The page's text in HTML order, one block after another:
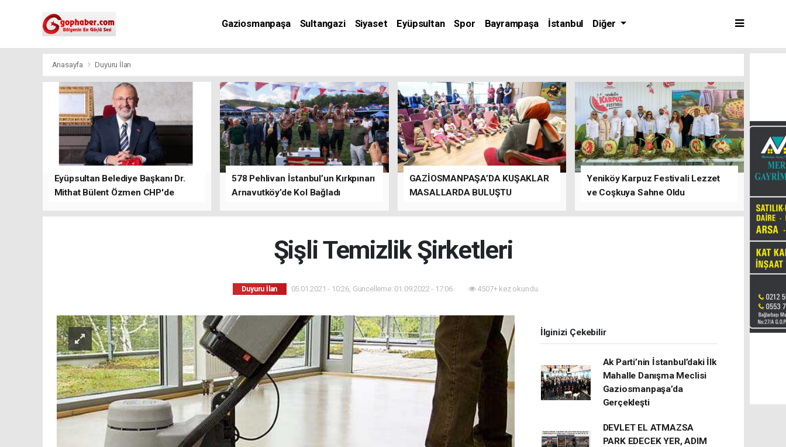
Gaziosmanpaşa Sultangazi Siyaset Eyüpsultan Spor Bayrampaşa İstanbul Diğer
Anasayfa Duyuru İlan
Eyüpsultan Belediye Başkanı Dr.
Mithat Bülent Özmen CHP'de
578 Pehlivan İstanbul’un Kırkpınarı
Arnavutköy’de Kol Bağladı
GAZİOSMANPAŞA’DA KUŞAKLAR
MASALLARDA BULUŞTU
Yeniköy Karpuz Festivali Lezzet
ve Coşkuya Sahne Oldu
Şişli Temizlik Şirketleri
Duyuru İlan 05.01.2021 - 10:26, Güncelleme: 01.09.2022 - 17:06 4507+ kez okundu.
İlginizi Çekebilir
Ak Parti’nin İstanbul’daki İlk
Mahalle Danışma Meclisi
Gaziosmanpaşa’da
Gerçekleşti
DEVLET EL ATMAZSA
PARK EDECEK YER, ADIM